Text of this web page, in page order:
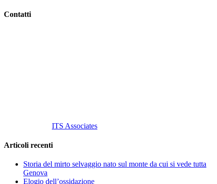
Contatti
ITS Associates
Articoli recenti
Storia del mirto selvaggio nato sul monte da cui si vede tutta
Genova
Elogio dell’ossidazione